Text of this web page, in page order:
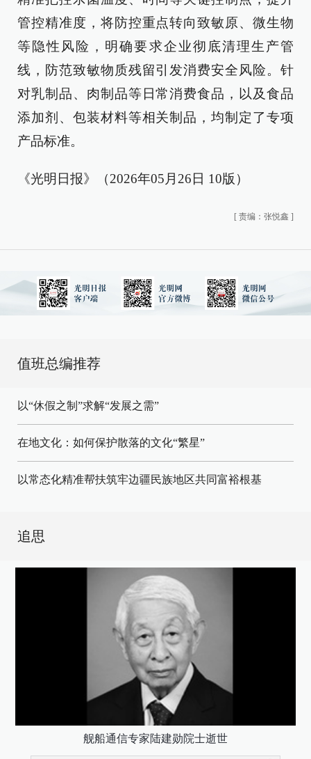
管控精准度，将防控重点转向致敏原、微生物
等隐性风险，明确要求企业彻底清理生产管
线，防范致敏物质残留引发消费安全风险。针
对乳制品、肉制品等日常消费食品，以及食品
添加剂、包装材料等相关制品，均制定了专项
产品标准。
《光明日报》（2026年05月26日 10版）
[ 责编：张悦鑫 ]
值班总编推荐
以“休假之制”求解“发展之需”
在地文化：如何保护散落的文化“繁星”
以常态化精准帮扶筑牢边疆民族地区共同富裕根基
追思
舰船通信专家陆建勋院士逝世